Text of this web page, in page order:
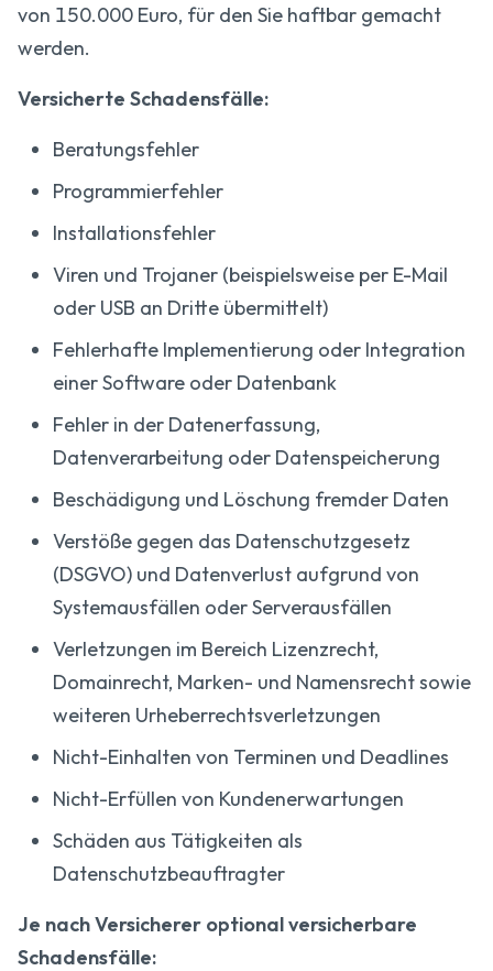
von 150.000 Euro, für den Sie haftbar gemacht
werden.
Versicherte Schadensfälle:
Beratungsfehler
Programmierfehler
Installationsfehler
Viren und Trojaner (beispielsweise per E-Mail
oder USB an Dritte übermittelt)
Fehlerhafte Implementierung oder Integration
einer Software oder Datenbank
Fehler in der Datenerfassung,
Datenverarbeitung oder Datenspeicherung
Beschädigung und Löschung fremder Daten
Verstöße gegen das Datenschutzgesetz
(DSGVO) und Datenverlust aufgrund von
Systemausfällen oder Serverausfällen
Verletzungen im Bereich Lizenzrecht,
Domainrecht, Marken- und Namensrecht sowie
weiteren Urheberrechtsverletzungen
Nicht-Einhalten von Terminen und Deadlines
Nicht-Erfüllen von Kundenerwartungen
Schäden aus Tätigkeiten als
Datenschutzbeauftragter
Je nach Versicherer optional versicherbare
Schadensfälle: